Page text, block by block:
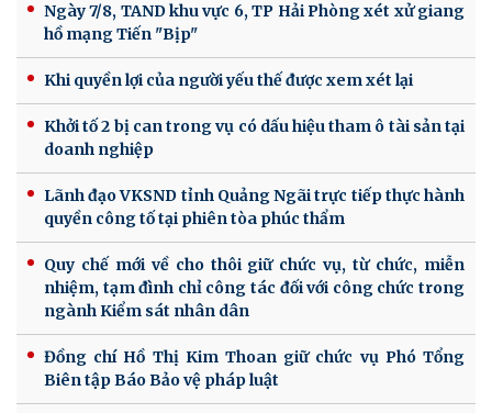
Ngày 7/8, TAND khu vực 6, TP Hải Phòng xét xử giang
hồ mạng Tiến "Bịp"
Khi quyền lợi của người yếu thế được xem xét lại
Khởi tố 2 bị can trong vụ có dấu hiệu tham ô tài sản tại
doanh nghiệp
Lãnh đạo VKSND tỉnh Quảng Ngãi trực tiếp thực hành
quyền công tố tại phiên tòa phúc thẩm
Quy chế mới về cho thôi giữ chức vụ, từ chức, miễn
nhiệm, tạm đình chỉ công tác đối với công chức trong
ngành Kiểm sát nhân dân
Đồng chí Hồ Thị Kim Thoan giữ chức vụ Phó Tổng
Biên tập Báo Bảo vệ pháp luật